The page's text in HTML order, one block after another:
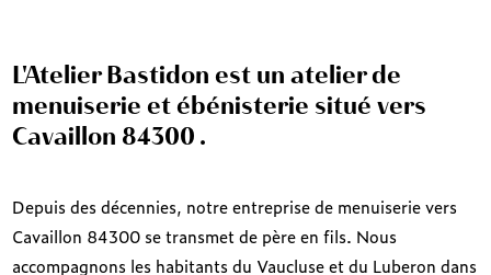
L'Atelier Bastidon est un atelier de
menuiserie et ébénisterie situé vers
Cavaillon 84300 .
Depuis des décennies, notre entreprise de menuiserie vers
Cavaillon 84300 se transmet de père en fils. Nous
accompagnons les habitants du Vaucluse et du Luberon dans